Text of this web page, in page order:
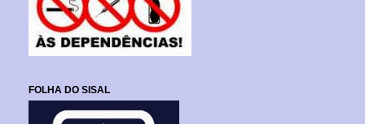
FOLHA DO SISAL